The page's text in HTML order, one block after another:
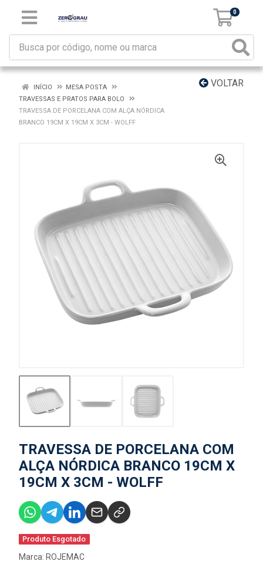
0
VOLTAR
INÍCIO
MESA POSTA
TRAVESSAS E PRATOS PARA BOLO
TRAVESSA DE PORCELANA COM ALÇA NÓRDICA
BRANCO 19CM X 19CM X 3CM - WOLFF
TRAVESSA DE PORCELANA COM
ALÇA NÓRDICA BRANCO 19CM X
19CM X 3CM - WOLFF
Produto Esgotado
Marca: ROJEMAC